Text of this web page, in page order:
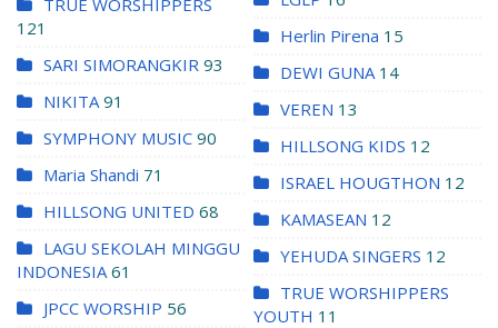
121
SARI SIMORANGKIR 93
NIKITA 91
SYMPHONY MUSIC 90
Maria Shandi 71
HILLSONG UNITED 68
LAGU SEKOLAH MINGGU
INDONESIA 61
JPCC WORSHIP 56
Herlin Pirena 15
DEWI GUNA 14
VEREN 13
HILLSONG KIDS 12
ISRAEL HOUGTHON 12
KAMASEAN 12
YEHUDA SINGERS 12
TRUE WORSHIPPERS
YOUTH 11